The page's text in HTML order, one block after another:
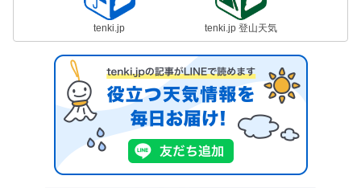
tenki.jp tenki.jp 登山天気